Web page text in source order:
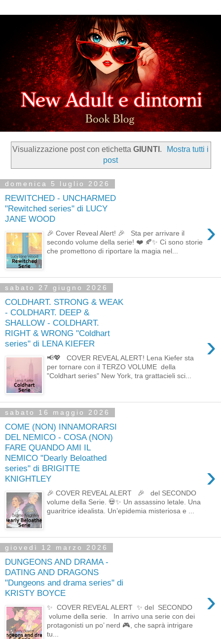
Visualizzazione post con etichetta GIUNTI .
Mostra tutti i
post
domenica 5 luglio 2026
REWITCHED - UNCHARMED
"Rewitched series" di LUCY
JANE WOOD
›
🎉 Cover Reveal Alert! 🎉 Sta per arrivare il
secondo volume della serie! ❤️ 🍂✨ Ci sono storie
che promettono di riportare la magia nel...
sabato 27 giugno 2026
COLDHART. STRONG & WEAK
- COLDHART. DEEP &
SHALLOW - COLDHART.
RIGHT & WRONG "Coldhart
series" di LENA KIEFER
›
📢💖 COVER REVEAL ALERT! Lena Kiefer sta
per tornare con il TERZO VOLUME della
"Coldhart series" New York, tra grattacieli sci...
sabato 16 maggio 2026
COME (NON) INNAMORARSI
DEL NEMICO - COSA (NON)
FARE QUANDO AMI IL
NEMICO "Dearly Beloathed
series" di BRIGITTE
KNIGHTLEY
›
🎉 COVER REVEAL ALERT 🎉 del SECONDO
volume della Serie. 💀✨ Un assassino letale. Una
guaritrice idealista. Un’epidemia misteriosa e ...
giovedì 12 marzo 2026
DUNGEONS AND DRAMA -
DATING AND DRAGONS
"Dungeons and drama series" di
KRISTY BOYCE
›
✨ COVER REVEAL ALERT ✨ del SECONDO
volume della serie. In arrivo una serie con dei
protagonisti un po’ nerd 🎮, che saprà intrigare
tu...